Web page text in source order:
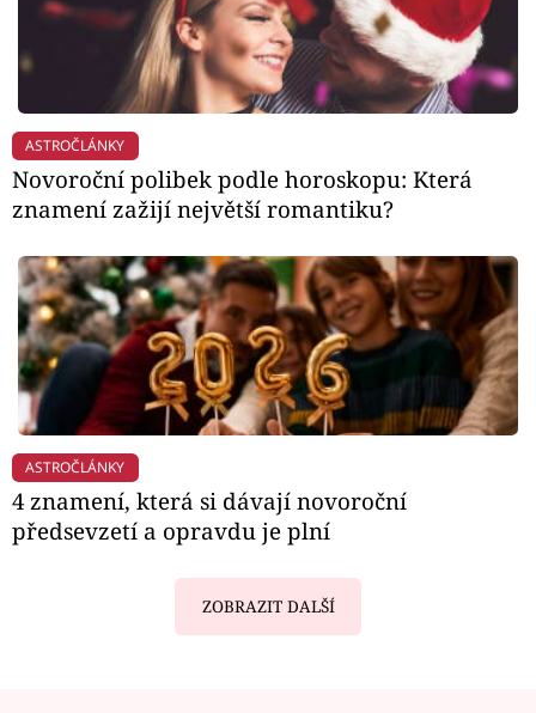
ASTROČLÁNKY
Novoroční polibek podle horoskopu: Která
znamení zažijí největší romantiku?
ASTROČLÁNKY
4 znamení, která si dávají novoroční
předsevzetí a opravdu je plní
ZOBRAZIT DALŠÍ